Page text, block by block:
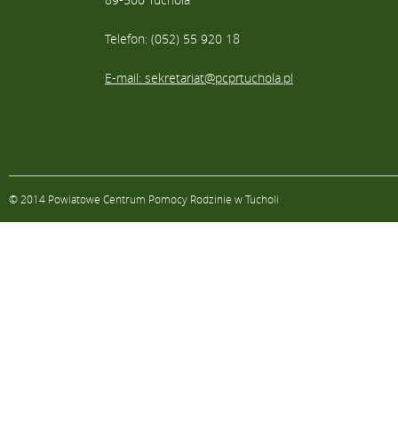
Telefon: (052) 55 920 18
E-mail: sekretariat@pcprtuchola.pl
© 2014 Powiatowe Centrum Pomocy Rodzinie w Tucholi